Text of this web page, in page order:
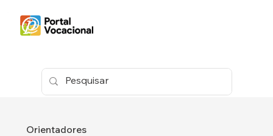
Orientadores